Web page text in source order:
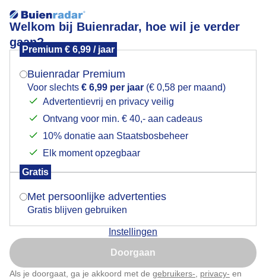
Welkom bij Buienradar, hoe wil je verder
gaan?
Premium € 6,99 / jaar
Buienradar Premium
Voor slechts € 6,99 per jaar (€ 0,58 per maand)
Advertentievrij en privacy veilig
Ontvang voor min. € 40,- aan cadeaus
10% donatie aan Staatsbosbeheer
Elk moment opzegbaar
Gratis
Met persoonlijke advertenties
Gratis blijven gebruiken
Instellingen
Doorgaan
Als je doorgaat, ga je akkoord met de gebruikers- privacy- en
bloesem_sleedoorn
Een moment geduld aub...
Populaire categorieën
Lente
Zomer
Mogen we je locatie gebruiken voor het
Indien je hier nog geen akkoord op hebt gegeven,
verschijnt er zo een pop-up uit je browser waarin
Is goed, toon de popup
Nu niet, misschien later
Klik hierom dit aan te passen